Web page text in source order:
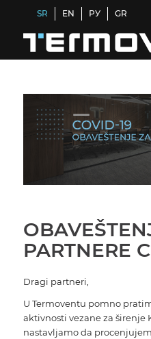
SR EN РУ GR
PARTNERE
Dragi partneri,
U Termoventu pomno
aktivnosti vezane za širenje
nastavljamo da